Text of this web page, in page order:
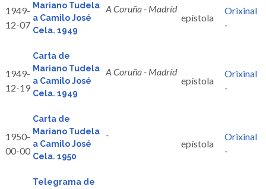
1949-
12-07
Mariano Tudela
a Camilo José
Cela. 1949
A Coruña - Madríd
epístola
Orixinal
-
1949-
12-19
Carta de
Mariano Tudela
a Camilo José
Cela. 1949
A Coruña - Madríd
epístola
Orixinal
-
1950-
00-00
Carta de
Mariano Tudela
a Camilo José
Cela. 1950
-
epístola
Orixinal
-
Telegrama de